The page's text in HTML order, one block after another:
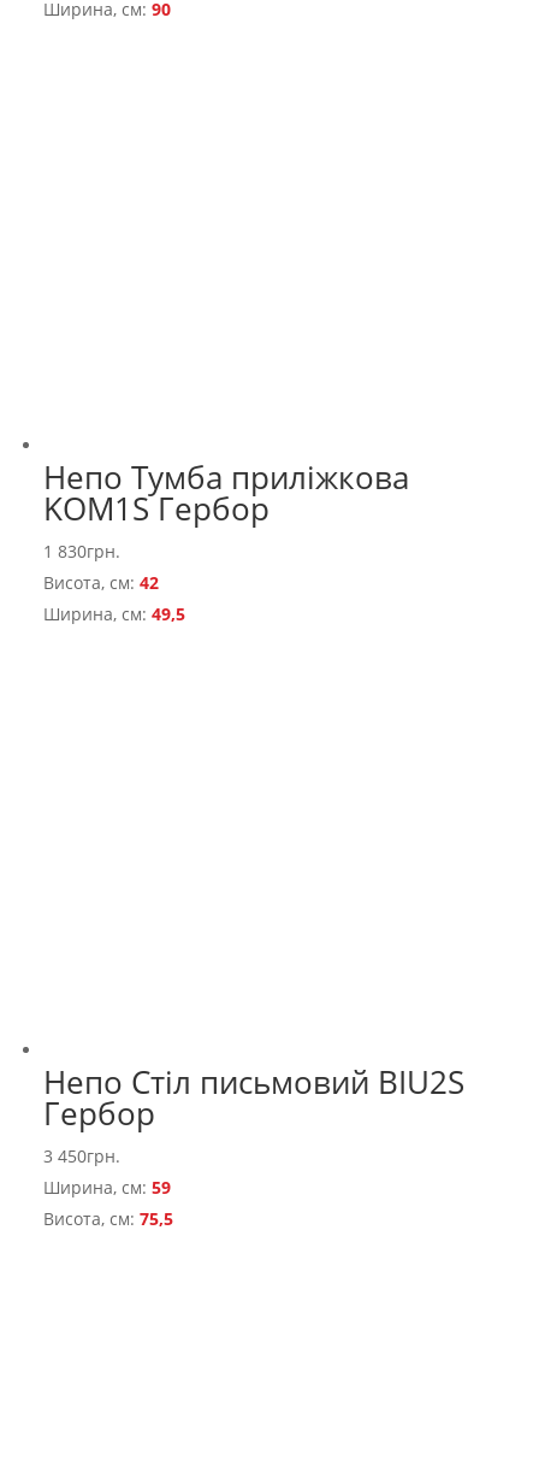
Ширина, см:90
Непо Тумба приліжкова
KOM1S Гербор
1 830грн.
Висота, см:42
Ширина, см:49,5
Непо Стіл письмовий BIU2S
Гербор
3 450грн.
Ширина, см:59
Висота, см:75,5